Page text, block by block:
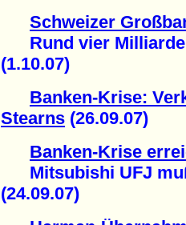
Schweizer
Rund vier
(1.10.07)
Banken-Krise:
Stearns (26.09.07)
Banken-Krise
Mitsubishi UFJ
(24.09.07)